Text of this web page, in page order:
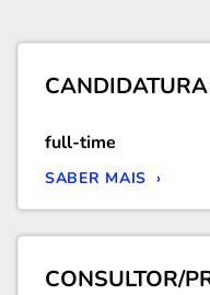
full-time
SABER MAIS ›
CONSULTOR/